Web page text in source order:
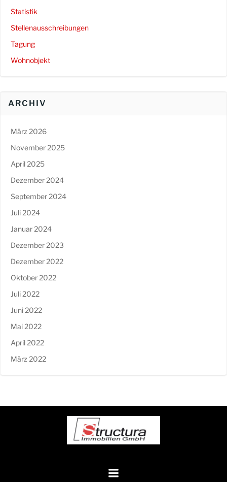
Statistik
Stellenausschreibungen
Tagung
Wohnobjekt
ARCHIV
März 2026
November 2025
April 2025
Dezember 2024
September 2024
Juli 2024
Januar 2024
Dezember 2023
Dezember 2022
Oktober 2022
Juli 2022
Juni 2022
Mai 2022
April 2022
März 2022